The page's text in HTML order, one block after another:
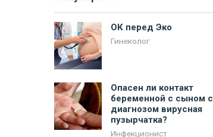
ОК перед Эко
Гинеколог
Опасен ли контакт
беременной с сыном с
диагнозом вирусная
пузырчатка?
Инфекционист